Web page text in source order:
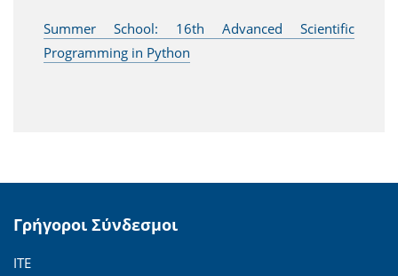
Summer School: 16th Advanced Scientific
Programming in Python
Γρήγοροι Σύνδεσμοι
ΙΤΕ